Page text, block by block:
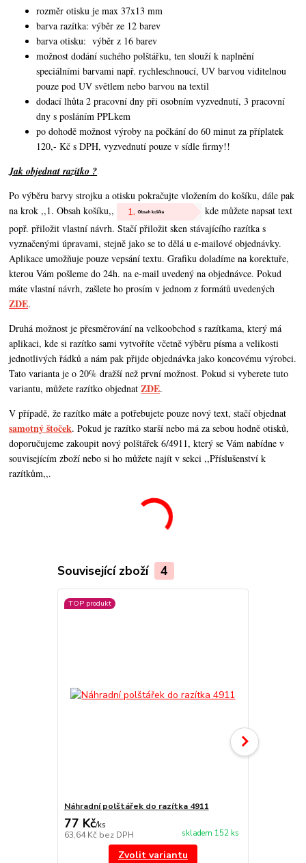
rozměr otisku je max 37x13 mm
barva razítka: výběr ze 12 barev
barva otisku: výběr z 16 barev
možnost dodání suchého polštářku, ten slouží k naplnění
speciálními barvami např. rychleschnoucí, UV barvou viditelnou
pouze pod UV světlem nebo barvou na textil
dodací lhůta 2 pracovní dny při osobním vyzvednutí, 3 pracovní
dny s posláním PPLkem
po dohodě možnost výroby na počkání do 60 minut za příplatek
120,- Kč s DPH, vyzvednutí pouze v sídle firmy!!
Jak objednat razítko ?
Po výběru barvy strojku a otisku pokračujte vložením do košíku, dále pak
na krok ,,1. Obsah košíku,,
kde můžete napsat text
popř. přiložit vlastní návrh. Stačí přiložit sken stávajícího razítka s
vyznačenými úpravami, stejně jako se to dělá u e-mailové objednávky.
Aplikace umožňuje pouze vepsání textu. Grafiku doladíme na korektuře,
kterou Vám pošleme do 24h. na e-mail uvedený na objednávce. Pokud
máte vlastní návrh,zašlete ho prosím v jednom z formátů uvedených
ZDE.
Druhá možnost je přesměrování na velkoobchod s razítkama, který má
aplikaci, kde si razítko sami vytvoříte včetně výběru písma a velikosti
jednotlivých řádků a nám pak přijde objednávka jako koncovému výrobci.
Tato varianta je o 20% dražší než první možnost. Pokud si vyberete tuto
variantu, můžete razítko objednatZDE.
V případě, že razítko máte a potřebujete pouze nový text, stačí objednat
samotný štoček. Pokud je razítko starší nebo má za sebou hodně otisků,
doporučujeme zakoupit nový polštářek 6/4911, který se Vám nabídne v
souvisejícím zboží nebo si ho můžete najít v sekci ,,Příslušenství k
razítkům,,.
Související zboží 4
TOP produkt
Náhradní polštářek do razítka 4911
77 Kč/ks
63,64 Kč bez DPH skladem 152 ks
Zvolit variantu